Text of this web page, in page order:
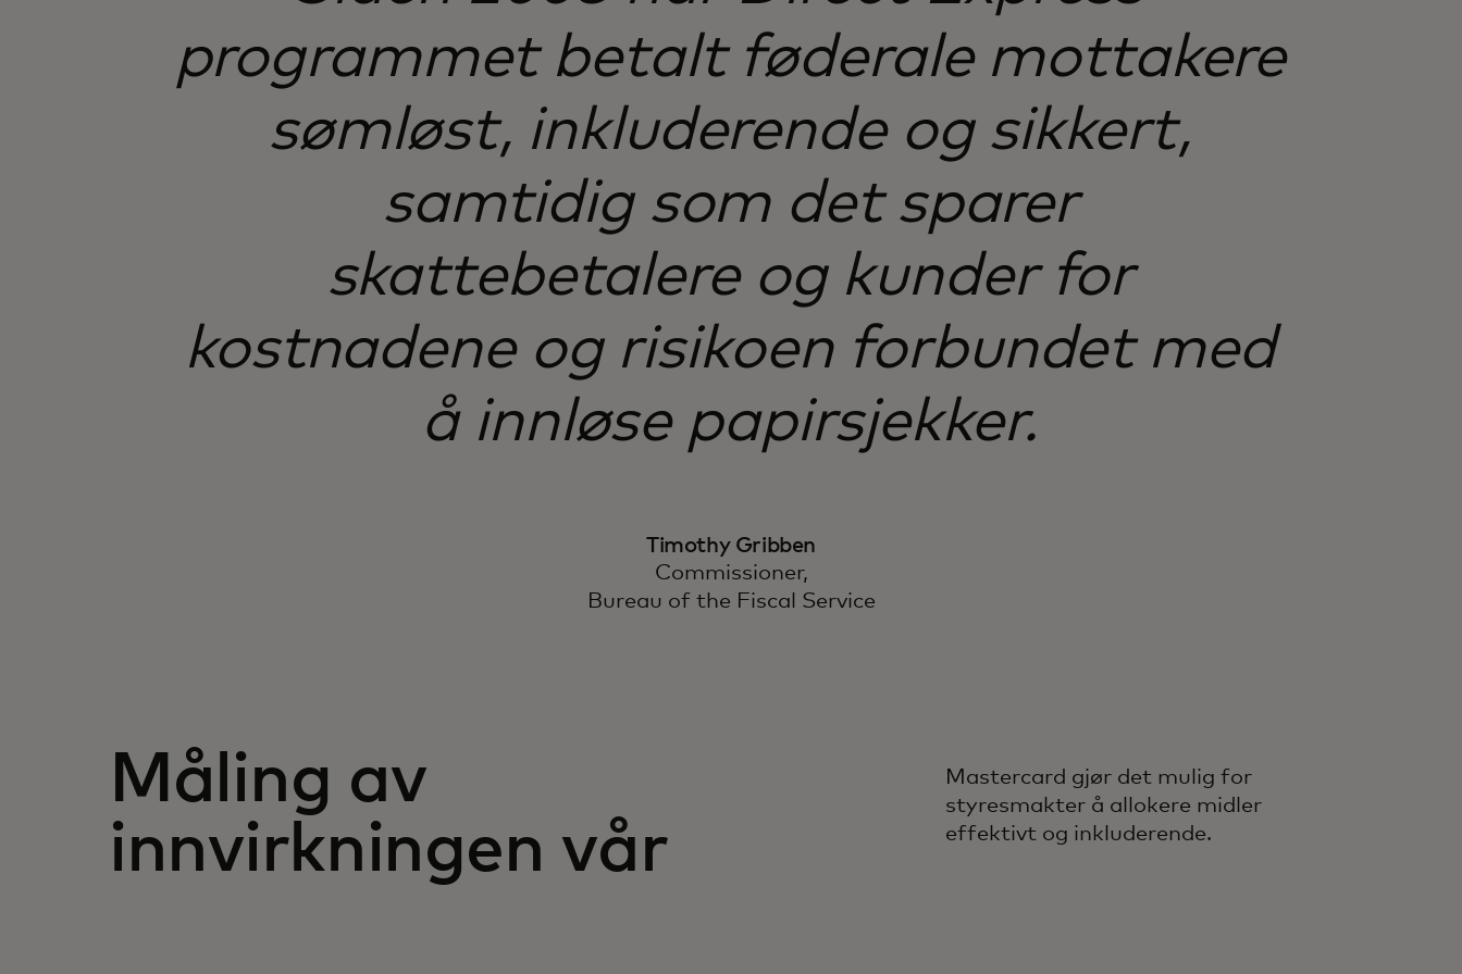
programmet betalt føderale mottakere
sømløst, inkluderende og sikkert,
samtidig som det sparer
skattebetalere og kunder for
kostnadene og risikoen forbundet med
å innløse papirsjekker.
Timothy Gribben
Commissioner,
Bureau of the Fiscal Service
Måling av
innvirkningen vår
Mastercard gjør det mulig for
styresmakter å allokere midler
effektivt og inkluderende.